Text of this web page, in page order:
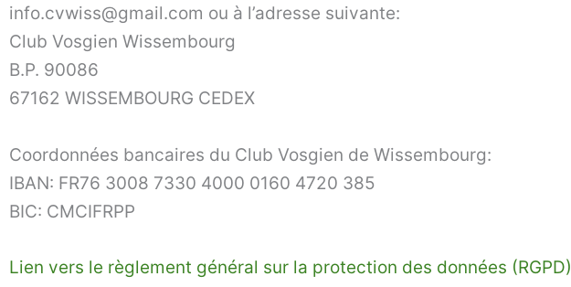
info.cvwiss@gmail.com ou à l’adresse suivante:
Club Vosgien Wissembourg
B.P. 90086
67162 WISSEMBOURG CEDEX
Coordonnées bancaires du Club Vosgien de Wissembourg:
IBAN: FR76 3008 7330 4000 0160 4720 385
BIC: CMCIFRPP
Lien vers le règlement général sur la protection des données (RGPD)